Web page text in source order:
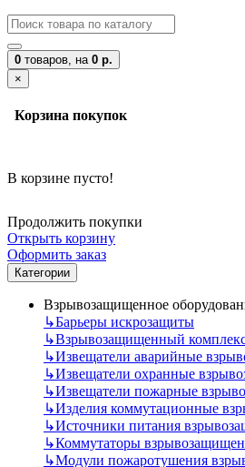
0 товаров, на 0 р.
×
Корзина покупок
В корзине пусто!
Продолжить покупки
Открыть корзину
Оформить заказ
Категории
Взрывозащищенное
↳Барьеры искрозащиты
↳Взрывозащищенный
↳Извещатели аварийные
↳Извещатели охранные
↳Извещатели пожарные
↳Изделия коммутационные
↳Источники питания
↳Коммутаторы
↳Модули пожаротушения